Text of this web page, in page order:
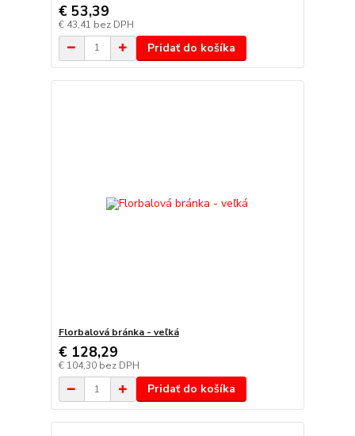
€ 53,39
€ 43,41 bez DPH
Pridať do košíka
Florbalová bránka - veľká
€ 128,29
€ 104,30 bez DPH
Pridať do košíka